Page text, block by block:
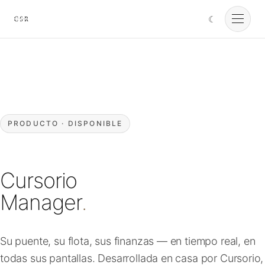
Cursorio
☾
Cursorio Manager
Insights
Nosotros
PRODUCTO · DISPONIBLE
Cursorio
Manager.
Su puente, su flota, sus finanzas — en tiempo real, en
todas sus pantallas. Desarrollada en casa por Cursorio,